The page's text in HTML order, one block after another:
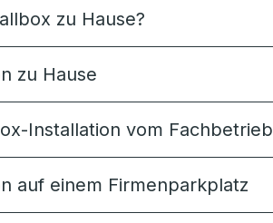
zu Hause?
zu Hause
Installation vom Fachbetrieb
auf einem Firmenparkplatz